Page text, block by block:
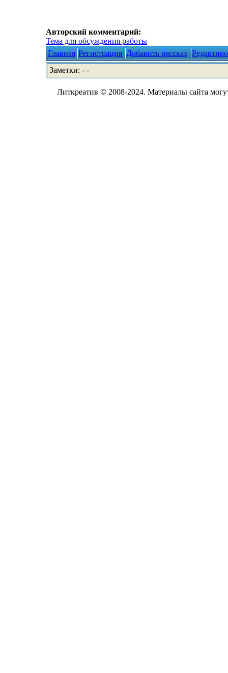
Авторский комментарий:
Тема для обсуждения работы
Главная Регистрация Добавить рассказ
Заметки: - -
Литкреатив © 2008-2024. Материалы сайта